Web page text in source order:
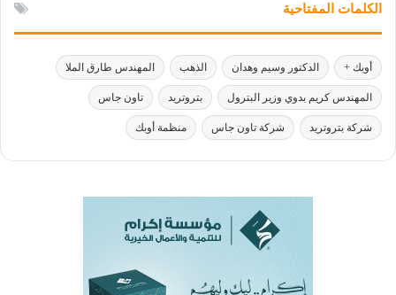
الكلمات المفتاحية
أوبك + الدكتور وسيم وهدان الذهب المهندس طارق الملا
المهندس كريم بدوي وزير البترول بتروتريد تاون جاس
شركة بتروتريد شركة تاون جاس منظمة أوبك